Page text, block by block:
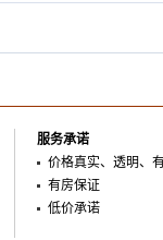
服务承诺
价格真实、透明、
有房保证
低价承诺